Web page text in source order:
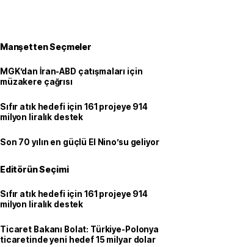
Manşetten Seçmeler
MGK’dan İran-ABD çatışmaları için
müzakere çağrısı
Sıfır atık hedefi için 161 projeye 914
milyon liralık destek
Son 70 yılın en güçlü El Nino’su geliyor
Editörün Seçimi
Sıfır atık hedefi için 161 projeye 914
milyon liralık destek
Ticaret Bakanı Bolat: Türkiye-Polonya
ticaretinde yeni hedef 15 milyar dolar